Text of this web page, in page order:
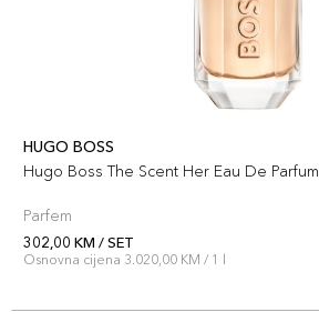
HUGO BOSS
Hugo Boss The Scent Her Eau De Parfum
Parfem
302,00 KM / SET
Osnovna cijena 3.020,00 KM / 1 l